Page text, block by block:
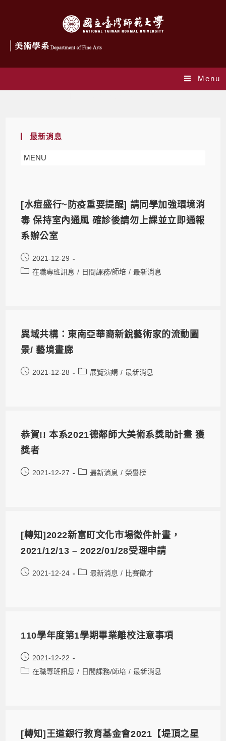
Menu
最新消息
MENU
[水痘盛行~防疫重要提醒] 請同學加強環境消
毒 保持室內通風 確診後請勿上課並立即通報
系辦公室
2021-12-29
在職專班訊息 / 日間課務/師培 / 最新消息
異域共構：東南亞華裔新銳藝術家的流動圖
景/ 藝境畫廊
2021-12-28 展覽演講 / 最新消息
恭賀!! 本系2021德鄰師大美術系獎助計畫 獲
獎者
2021-12-27 最新消息 / 榮譽榜
[轉知]2022新富町文化市場徵件計畫，
2021/12/13 – 2022/01/28受理申請
2021-12-24 最新消息 / 比賽徵才
110學年度第1學期畢業離校注意事項
2021-12-22
在職專班訊息 / 日間課務/師培 / 最新消息
[轉知]王道銀行教育基金會2021【堤頂之星